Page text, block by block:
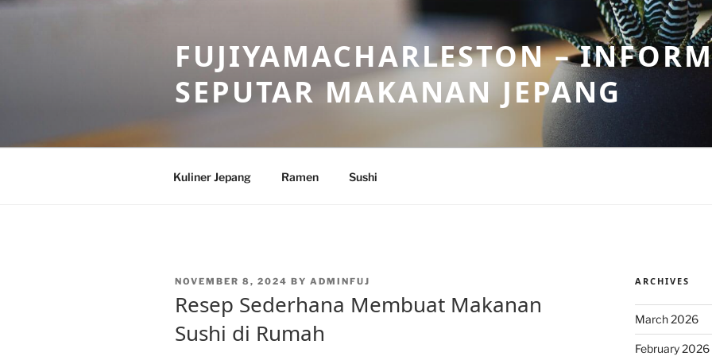
Skip
FUJIYAMACHARLESTON –
SEPUTAR MAKANAN JEPANG
Kuliner Jepang Ramen Sushi
POSTED
NOVEMBER 8, 2024 BY ADMINFUJ
Resep Sederhana Membuat Makanan
Sushi di Rumah
ARCHIVES
March 2026
February 2026